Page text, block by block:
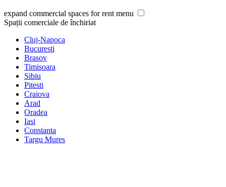
expand commercial spaces for rent menu
Spații comerciale de închiriat
Cluj-Napoca
Bucuresti
Brasov
Timisoara
Sibiu
Pitesti
Craiova
Arad
Oradea
Iasi
Constanta
Targu Mures